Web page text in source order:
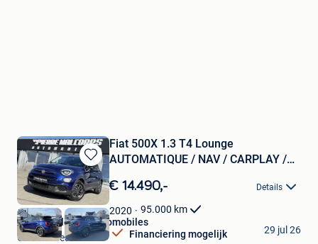
Bewaren
in
Mijn
Favorieten
Fiat 500X 1.3 T4 Lounge
AUTOMATIQUE / NAV / CARPLAY /
€ 14.490,- Details
2020 95.000 km
Financiering mogelijk
Pierre Malcorps Automobiles
Grez-Doiceau
29 jul 26